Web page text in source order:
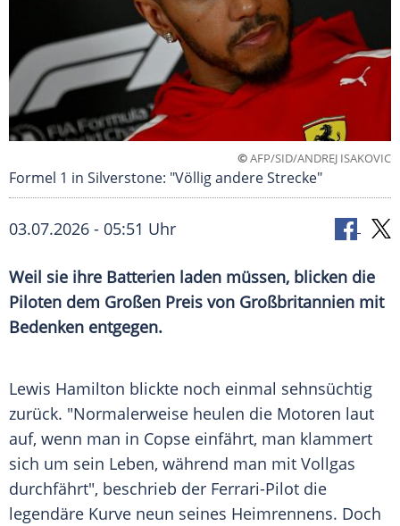
©AFP/SID/ANDREJ ISAKOVIC
Formel 1 in Silverstone: "Völlig andere Strecke"
03.07.2026 - 05:51 Uhr
Weil sie ihre Batterien laden müssen, blicken die
Piloten dem Großen Preis von Großbritannien mit
Bedenken entgegen.
Lewis Hamilton blickte noch einmal sehnsüchtig
zurück. "Normalerweise heulen die Motoren laut
auf, wenn man in Copse einfährt, man klammert
sich um sein Leben, während man mit Vollgas
durchfährt", beschrieb der Ferrari-Pilot die
legendäre Kurve neun seines Heimrennens. Doch